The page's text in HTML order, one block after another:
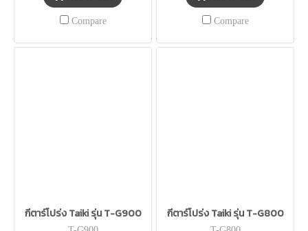
Compare Compare
กีตาร์โปร่ง Taiki รุ่น T-G900 กีตาร์โปร่ง Taiki รุ่น T-G800